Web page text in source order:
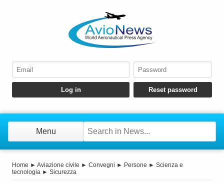
Menu
Home ► Aviazione civile ► Convegni ► Persone ► Scienza e
tecnologia ► Sicurezza